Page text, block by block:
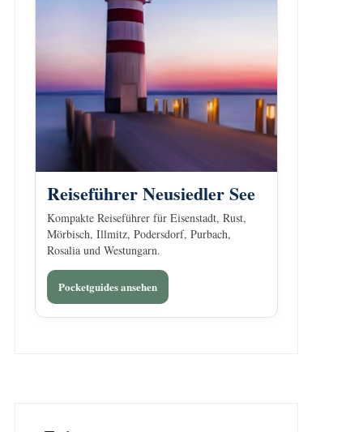
Reiseführer Neusiedler See
Kompakte Reiseführer für Eisenstadt, Rust,
Mörbisch, Illmitz, Podersdorf, Purbach,
Rosalia und Westungarn.
Pocketguides ansehen